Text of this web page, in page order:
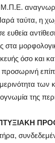
Μ.Π.Ε.
ταύτα, η
ευθεία
στα
όσο και
των
της